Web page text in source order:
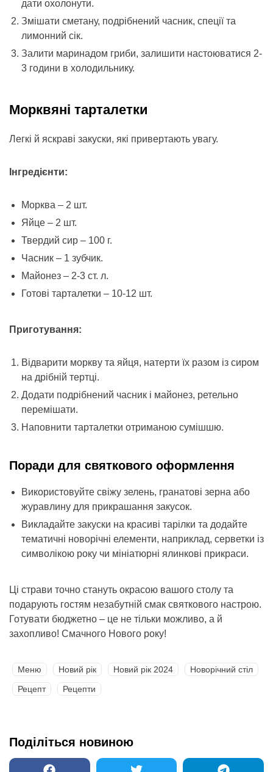
дати охолонути.
Змішати сметану, подрібнений часник, спеції та
лимонний сік.
Залити маринадом гриби, залишити настоюватися 2-
3 години в холодильнику.
Морквяні тарталетки
Легкі й яскраві закуски, які привертають увагу.
Інгредієнти:
Морква – 2 шт.
Яйце – 2 шт.
Твердий сир – 100 г.
Часник – 1 зубчик.
Майонез – 2-3 ст. л.
Готові тарталетки – 10-12 шт.
Приготування:
Відварити моркву та яйця, натерти їх разом із сиром
на дрібній тертці.
Додати подрібнений часник і майонез, ретельно
перемішати.
Наповнити тарталетки отриманою сумішшю.
Поради для святкового оформлення
Використовуйте свіжу зелень, гранатові зерна або
журавлину для прикрашання закусок.
Викладайте закуски на красиві тарілки та додайте
тематичні новорічні елементи, наприклад, серветки із
символікою року чи мініатюрні ялинкові прикраси.
Ці страви точно стануть окрасою вашого столу та
подарують гостям незабутній смак святкового настрою.
Готувати бюджетно – це не тільки можливо, а й
захопливо! Смачного Нового року!
Меню Новий рік Новий рік 2024
Новорічний стіл
Рецепт
Рецепти
Поділіться новиною